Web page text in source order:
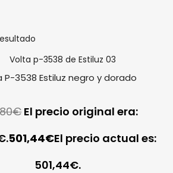
P-3538 Estiluz negro y dorado
€El precio original era:
501,44€El precio actual es:
501,44€.